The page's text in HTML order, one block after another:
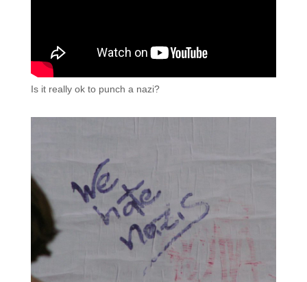
Is it really ok to punch a nazi?